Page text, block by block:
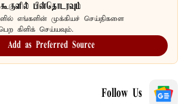
பின்தொடரவும்
எங்களின் முக்கியச் செய்திகளை
கிளிக் செய்யவும்.
Add as Preferred Source
Follow Us